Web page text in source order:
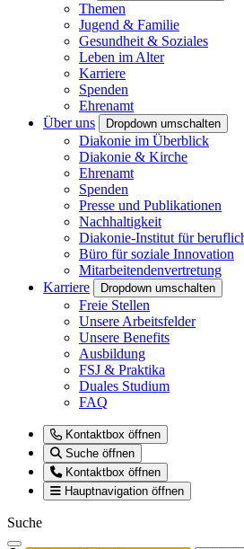
Themen
Jugend & Familie
Gesundheit & Soziales
Leben im Alter
Karriere
Spenden
Ehrenamt
Über uns
Dropdown umschalten
Diakonie im Überblick
Diakonie & Kirche
Ehrenamt
Spenden
Presse und Publikationen
Nachhaltigkeit
Diakonie-Institut für
Büro für soziale Innovation
Mitarbeitendenvertretung
Karriere
Dropdown umschalten
Freie Stellen
Unsere Arbeitsfelder
Unsere Benefits
Ausbildung
FSJ & Praktika
Duales Studium
FAQ
Kontaktbox öffnen
Suche öffnen
Kontaktbox öffnen
Hauptnavigation öffnen
Suche